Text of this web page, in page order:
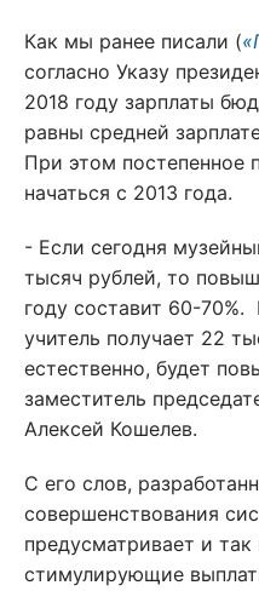
Как мы ранее писали (
согласно Указу
2018 году зарплаты
равны средней
При этом постепенное
начаться с 2013 года.
- Если сегодня
тысяч рублей, то
году составит 60-70%.
учитель получает 22
естественно, будет
заместитель
Алексей Кошелев.
С его слов,
совершенствования
предусматривает и
стимулирующие